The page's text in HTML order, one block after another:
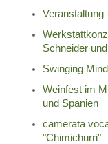
Veranstaltung
Schneider
Swinging
Weinfest im
und Spanien
camerata
"Chimichurri"